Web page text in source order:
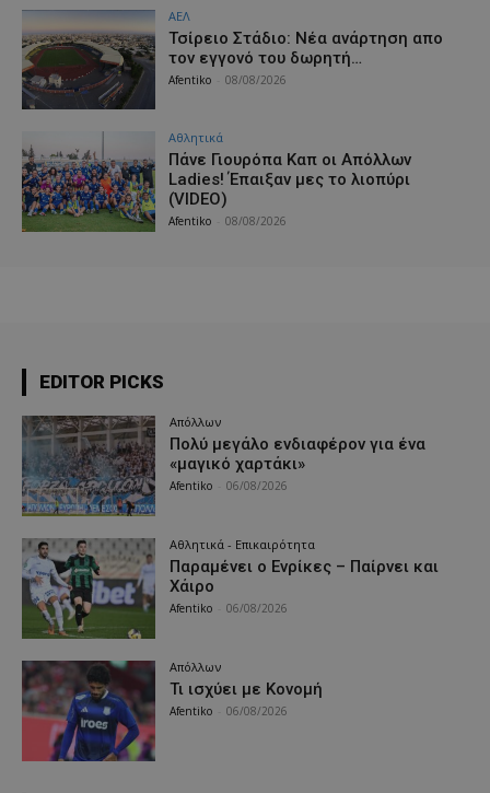
ΑΕΛ
Τσίρειο Στάδιο: Νέα ανάρτηση απο
τον εγγονό του δωρητή…
Afentiko 08/08/2026
Αθλητικά
Πάνε Γιουρόπα Καπ oι Απόλλων
Ladies! Έπαιξαν μες το λιοπύρι
(VIDEO)
Afentiko 08/08/2026
EDITOR PICKS
Απόλλων
Πολύ μεγάλο ενδιαφέρον για ένα
«μαγικό χαρτάκι»
Afentiko 06/08/2026
Αθλητικά - Επικαιρότητα
Παραμένει ο Ενρίκες – Παίρνει και
Χάιρο
Afentiko 06/08/2026
Απόλλων
Τι ισχύει με Κονομή
Afentiko 06/08/2026